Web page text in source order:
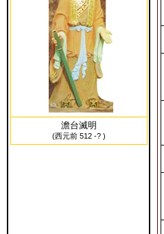
澹台滅明
(西元前 512 -? )